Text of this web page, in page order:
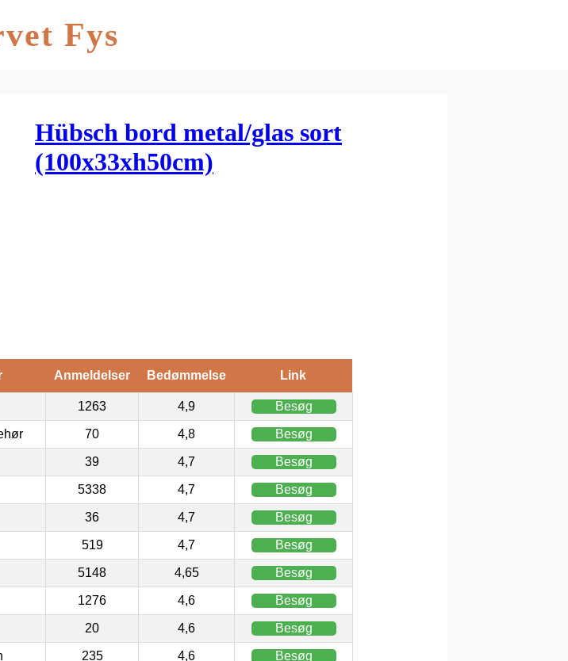
Fys
Hübsch bord metal/glas sort
(100x33xh50cm)
Anmeldelser Bedømmelse Link
1263 4,9 Besøg
70 4,8 Besøg
39 4,7 Besøg
5338 4,7 Besøg
36 4,7 Besøg
519 4,7 Besøg
5148 4,65 Besøg
1276 4,6 Besøg
20 4,6 Besøg
235 4,6 Besøg